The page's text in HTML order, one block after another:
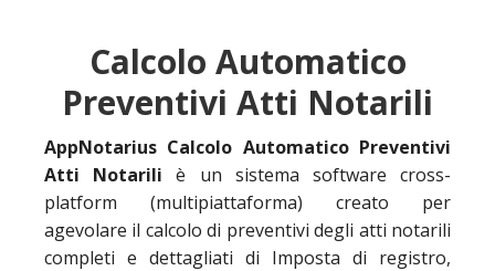
Calcolo Automatico
Preventivi Atti Notarili
AppNotarius Calcolo Automatico Preventivi
Atti Notariliè un sistema software cross-
platform (multipiattaforma) creato per
agevolare il calcolo di preventivi degli atti notarili
completi e dettagliati di Imposta di registro,